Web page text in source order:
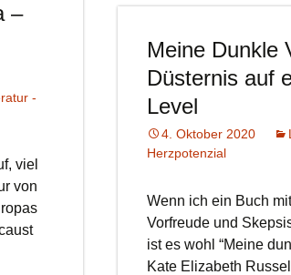
–
-
viel
von
Meine Dunkle
Düsternis auf
Level
4. Oktober 2020
Herzpotenzial
Wenn ich ein Buch
Vorfreude und
ist es wohl “Meine
Kate Elizabeth